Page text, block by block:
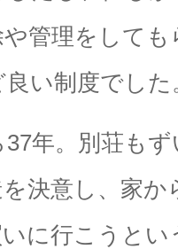
管理をして
い制度でした
年。別荘も
決意し、家か
に行こうとい